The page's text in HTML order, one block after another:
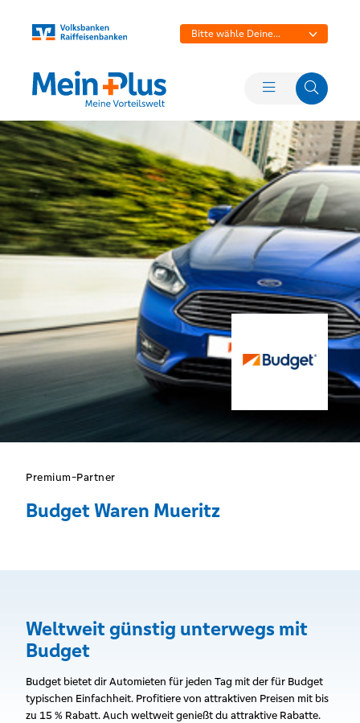
Bitte wähle Deine
Premium-Partner
Budget Waren Mueritz
Weltweit günstig unterwegs mit
Budget
Budget bietet dir Automieten für jeden Tag mit der für Budget
typischen Einfachheit. Profitiere von attraktiven Preisen mit bis
zu 15 % Rabatt. Auch weltweit genießt du attraktive Rabatte.